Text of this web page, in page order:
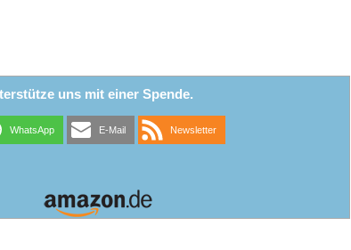
uns mit einer Spende.
WhatsApp E-Mail Newsletter